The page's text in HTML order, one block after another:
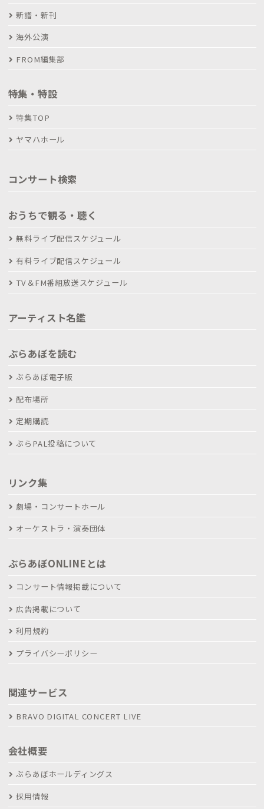
新譜・新刊
海外公演
FROM編集部
特集・特設
特集TOP
ヤマハホール
コンサート検索
おうちで観る・聴く
無料ライブ配信スケジュール
有料ライブ配信スケジュール
TV＆FM番組放送スケジュール
アーティスト名鑑
ぶらあぼを読む
ぶらあぼ電子版
配布場所
定期購読
ぶらPAL投稿について
リンク集
劇場・コンサートホール
オーケストラ・演奏団体
ぶらあぼONLINEとは
コンサート情報掲載について
広告掲載について
利用規約
プライバシーポリシー
関連サービス
BRAVO DIGITAL CONCERT LIVE
会社概要
ぶらあぼホールディングス
採用情報